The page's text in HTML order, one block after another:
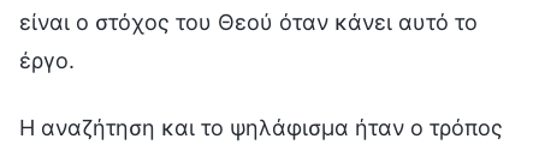
είναι ο στόχος του Θεού όταν κάνει αυτό το
έργο.
Η αναζήτηση και το ψηλάφισμα ήταν ο τρόπος